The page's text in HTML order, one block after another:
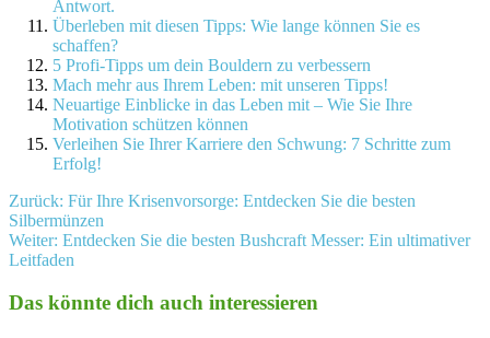
Antwort.
Überleben mit diesen Tipps: Wie lange können Sie es
schaffen?
5 Profi-Tipps um dein Bouldern zu verbessern
Mach mehr aus Ihrem Leben: mit unseren Tipps!
Neuartige Einblicke in das Leben mit – Wie Sie Ihre
Motivation schützen können
Verleihen Sie Ihrer Karriere den Schwung: 7 Schritte zum
Erfolg!
Beitragsnavigation
Zurück: Für Ihre Krisenvorsorge: Entdecken Sie die besten
Silbermünzen
Weiter: Entdecken Sie die besten Bushcraft Messer: Ein ultimativer
Leitfaden
Das könnte dich auch interessieren